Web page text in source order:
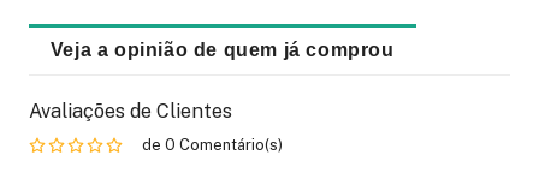
Veja a opinião de quem já comprou
Avaliações de Clientes
de 0 Comentário(s)